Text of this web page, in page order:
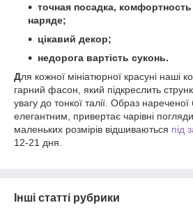
точная посадка,
наряде;
цікавий декор;
недорога вартість суконь.
Для кожної мініатюрної красуні наші
гарний фасон, який підкреслить
увагу до тонкої талії. Образ
елегантним, привертає чарівні
маленьких розмірів відшиваються під
12-21 дня.
Інші статті рубрики